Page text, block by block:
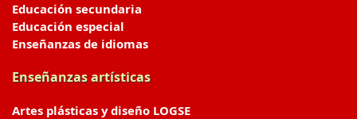
Educación secundaria
Educación especial
Enseñanzas de idiomas
Enseñanzas artísticas
Artes plásticas y diseño LOGSE